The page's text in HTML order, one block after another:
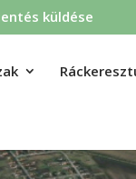
küldése